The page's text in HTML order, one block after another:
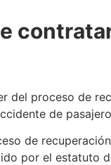
del proceso de
de
de recuperación
por el estatuto